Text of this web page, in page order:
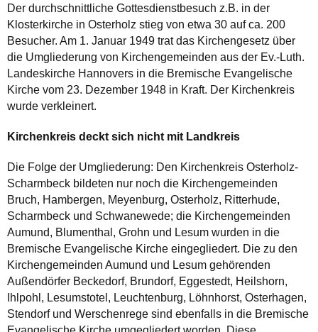
Der durchschnittliche Gottesdienstbesuch z.B. in der
Klosterkirche in Osterholz stieg von etwa 30 auf ca. 200
Besucher. Am 1. Januar 1949 trat das Kirchengesetz über
die Umgliederung von Kirchengemeinden aus der Ev.-Luth.
Landeskirche Hannovers in die Bremische Evangelische
Kirche vom 23. Dezember 1948 in Kraft. Der Kirchenkreis
wurde verkleinert.
Kirchenkreis deckt sich nicht mit Landkreis
Die Folge der Umgliederung: Den Kirchenkreis Osterholz-
Scharmbeck bildeten nur noch die Kirchengemeinden
Bruch, Hambergen, Meyenburg, Osterholz, Ritterhude,
Scharmbeck und Schwanewede; die Kirchengemeinden
Aumund, Blumenthal, Grohn und Lesum wurden in die
Bremische Evangelische Kirche eingegliedert. Die zu den
Kirchengemeinden Aumund und Lesum gehörenden
Außendörfer Beckedorf, Brundorf, Eggestedt, Heilshorn,
Ihlpohl, Lesumstotel, Leuchtenburg, Löhnhorst, Osterhagen,
Stendorf und Werschenrege sind ebenfalls in die Bremische